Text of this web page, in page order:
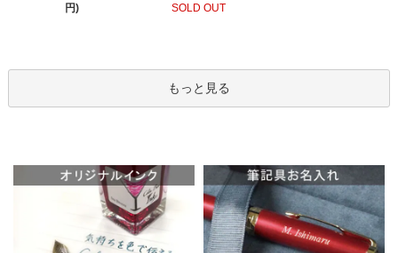
円)
SOLD OUT
もっと見る